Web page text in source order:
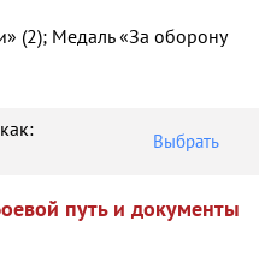
(2); Медаль «За оборону
Выбрать
путь и документы